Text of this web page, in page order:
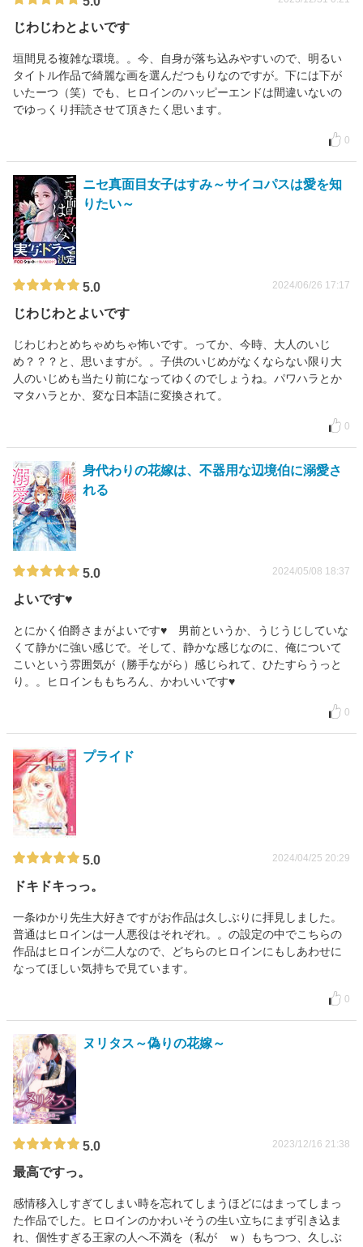
じわじわとよいです
垣間見る複雑な環境。。今、自身が落ち込みやすいので、明るい
タイトル作品で綺麗な画を選んだつもりなのですが。下には下が
いたーつ（笑）でも、ヒロインのハッピーエンドは間違いないの
でゆっくり拝読させて頂きたく思います。
0
ニセ真面目女子はすみ～サイコパスは愛を知
りたい～
5.0 2024/06/26 17:17
じわじわとよいです
じわじわとめちゃめちゃ怖いです。ってか、今時、大人のいじ
め？？？と、思いますが。。子供のいじめがなくならない限り大
人のいじめも当たり前になってゆくのでしょうね。パワハラとか
マタハラとか、変な日本語に変換されて。
0
身代わりの花嫁は、不器用な辺境伯に溺愛さ
れる
5.0 2024/05/08 18:37
よいです♥
とにかく伯爵さまがよいです♥ 男前というか、うじうじしていな
くて静かに強い感じで。そして、静かな感じなのに、俺について
こいという雰囲気が（勝手ながら）感じられて、ひたすらうっと
り。。ヒロインももちろん、かわいいです♥
0
プライド
5.0 2024/04/25 20:29
ドキドキっっ。
一条ゆかり先生大好きですがお作品は久しぶりに拝見しました。
普通はヒロインは一人悪役はそれぞれ。。の設定の中でこちらの
作品はヒロインが二人なので、どちらのヒロインにもしあわせに
なってほしい気持ちで見ています。
0
ヌリタス～偽りの花嫁～
5.0 2023/12/16 21:38
最高ですっ。
感情移入しすぎてしまい時を忘れてしまうほどにはまってしまっ
た作品でした。ヒロインのかわいそうの生い立ちにまず引き込ま
れ、個性すぎる王家の人へ不満を（私が ｗ）もちつつ、久しぶ